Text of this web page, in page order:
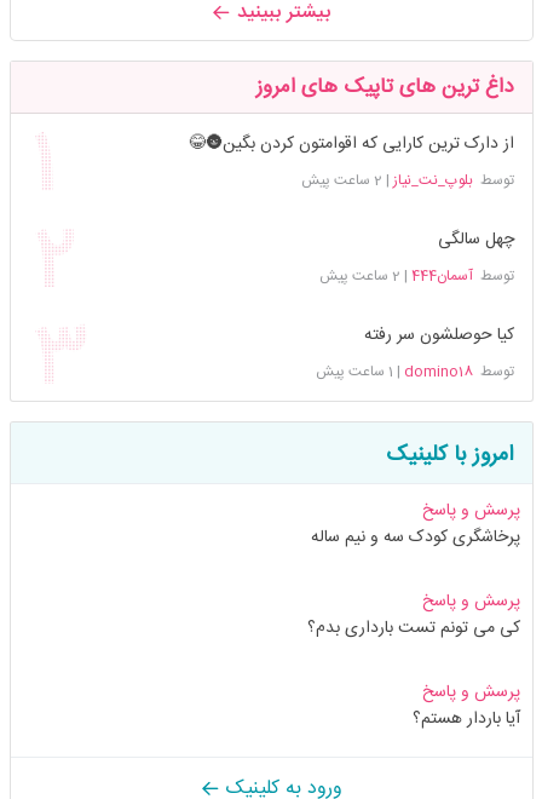
بیشتر ببینید
داغ ترین های تاپیک های امروز
از دارک ترین کارایی که اقوامتون کردن بگین🌚😂
توسطبلوپ_نت_نیاز| 2 ساعت پیش
چهل سالگی
توسطآسمان444 | 2 ساعت پیش
کیا حوصلشون سر رفته
توسطdomino18
| 1 ساعت پیش
امروز با کلینیک
پرسش و پاسخ
پرخاشگری کودک سه و نیم ساله
پرسش و پاسخ
کی می تونم تست بارداری بدم؟
پرسش و پاسخ
آیا باردار هستم؟
ورود به کلینیک